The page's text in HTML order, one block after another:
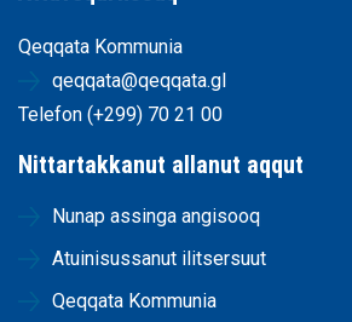
Qeqqata Kommunia
qeqqata@qeqqata.gl
Telefon (+299) 70 21 00
Nittartakkanut allanut aqqut
Nunap assinga angisooq
Atuinisussanut ilitsersuut
Qeqqata Kommunia